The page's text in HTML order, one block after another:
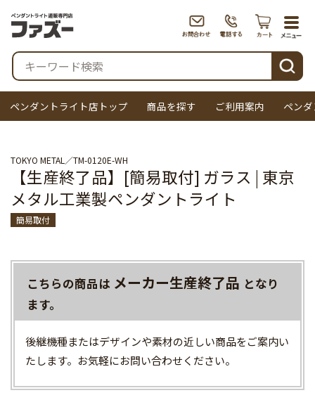
検索
ペンダントライト店トップ 商品を探す ご利用案内 ペン
TOKYO METAL TM-0120E-WH
【生産終了品】[簡易取付] ガラス | 東京
メタル工業製ペンダントライト
簡易取付
こちらの商品は メーカー生産終了品 となり
ます。
後継機種またはデザインや素材の近しい商品をご案内い
たします。お気軽にお問い合わせください。